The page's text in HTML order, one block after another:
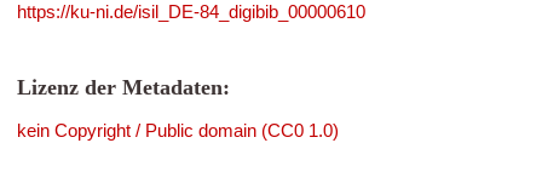
https://ku-ni.de/isil_DE-84_digibib_00000610
Lizenz der Metadaten:
kein Copyright / Public domain (CC0 1.0)